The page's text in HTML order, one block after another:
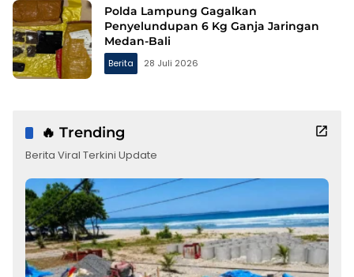
Polda Lampung Gagalkan
Penyelundupan 6 Kg Ganja Jaringan
Medan-Bali
Berita 28 Juli 2026
🔥 Trending
Berita Viral Terkini Update